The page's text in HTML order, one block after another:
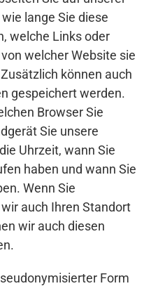
lange Sie diese
welche Links oder
welcher Website sie
können auch
gespeichert werden.
Browser Sie
Sie unsere
Uhrzeit, wann Sie
haben und wann Sie
Wenn Sie
auch Ihren Standort
wir auch diesen
Form